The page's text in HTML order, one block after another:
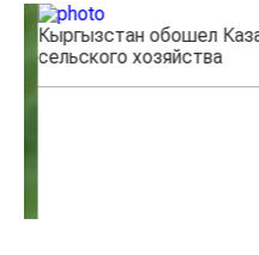
Кыргызстан обошел
сельского хозяйства